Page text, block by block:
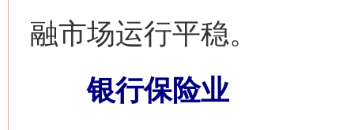
融市场运行平稳。
银行保险业